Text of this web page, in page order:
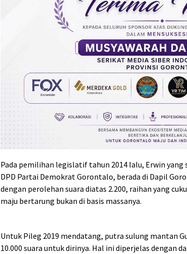
Pada pemilihan legislatif tahun 2014 lalu, Erwin
DPD Partai Demokrat Gorontalo, berada di Dapil
dengan perolehan suara diatas 2.200, raihan yang
maju bertarung bukan di basis massanya.
Untuk Pileg 2019 mendatang, putra sulung mantan
10.000 suara untuk dirinya. Hal ini diperjelas dengan